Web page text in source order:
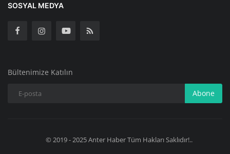
SOSYAL MEDYA
Bültenimize Katılın
Abone
© 2019 - 2025 Anter Haber Tüm Hakları Saklıdır!..